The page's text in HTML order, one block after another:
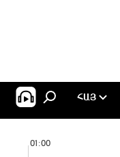
ՀԱՅ
01:00